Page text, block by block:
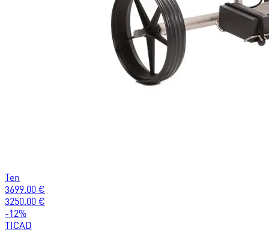
Ten
3699.00 €
3250.00 €
-12%
TICAD